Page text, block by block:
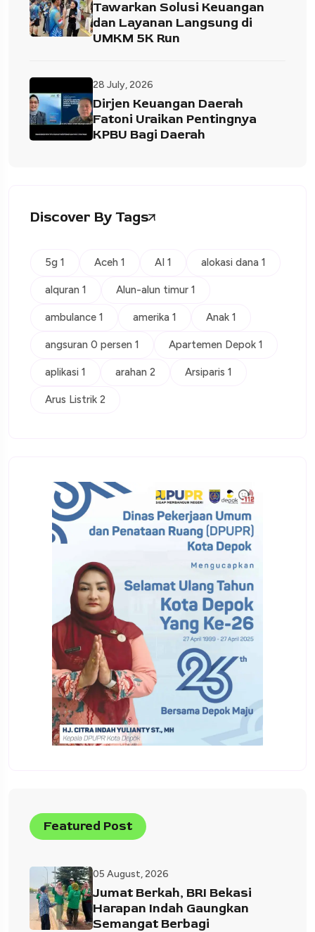
Tawarkan Solusi Keuangan
dan Layanan Langsung di
UMKM 5K Run
28 July, 2026
Dirjen Keuangan Daerah
Fatoni Uraikan Pentingnya
KPBU Bagi Daerah
Discover By Tags
5g 1 Aceh 1 AI 1 alokasi dana 1
alquran 1 Alun-alun timur 1
ambulance 1 amerika 1 Anak 1
angsuran 0 persen 1 Apartemen Depok 1
aplikasi 1 arahan 2 Arsiparis 1
Arus Listrik 2
Featured Post
05 August, 2026
Jumat Berkah, BRI Bekasi
Harapan Indah Gaungkan
Semangat Berbagi